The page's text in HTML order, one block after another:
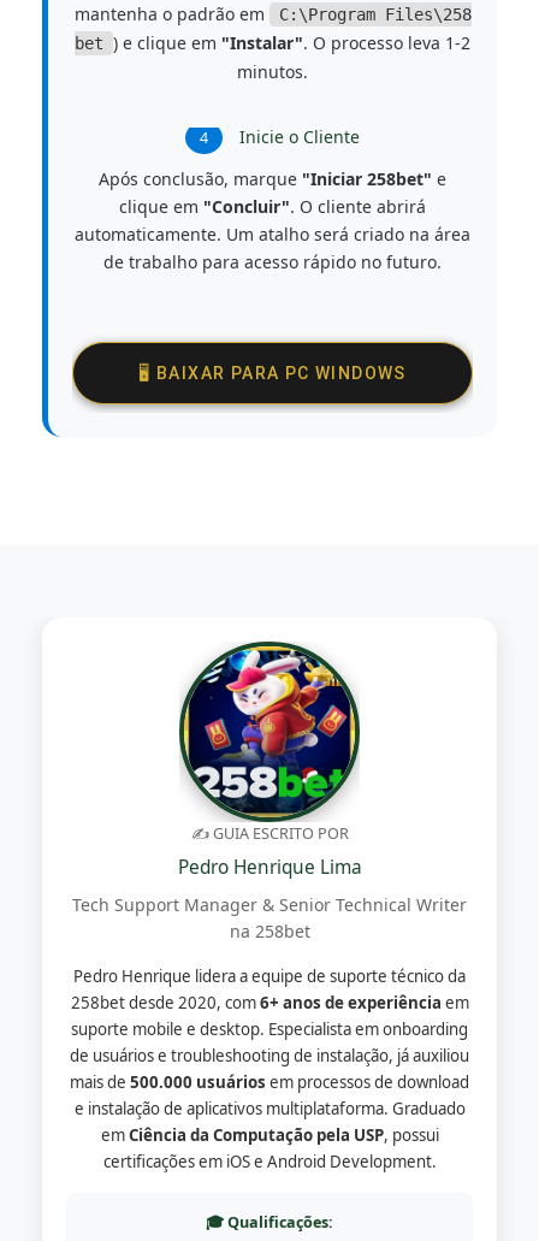
mantenha o padrão em
C:\Program Files\258
bet ) e clique em "Instalar". O processo leva 1-2
minutos.
4
Inicie o Cliente
Após conclusão, marque "Iniciar 258bet" e
clique em "Concluir". O cliente abrirá
automaticamente. Um atalho será criado na área
de trabalho para acesso rápido no futuro.
🖥️ BAIXAR PARA PC WINDOWS
✍️ GUIA ESCRITO POR
Pedro Henrique Lima
Tech Support Manager & Senior Technical Writer
na 258bet
Pedro Henrique lidera a equipe de suporte técnico da
258bet desde 2020, com6+ anos de experiência em
suporte mobile e desktop. Especialista em onboarding
de usuários e troubleshooting de instalação, já auxiliou
mais de 500.000 usuários em processos de download
e instalação de aplicativos multiplataforma. Graduado
emCiência da Computação pela USP, possui
certificações em iOS e Android Development.
🎓 Qualificações: